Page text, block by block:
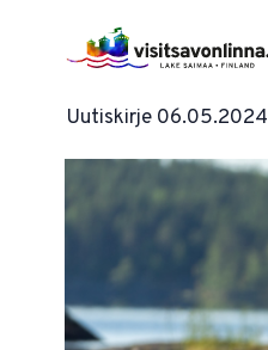
Uutiskirje 06.05.2024